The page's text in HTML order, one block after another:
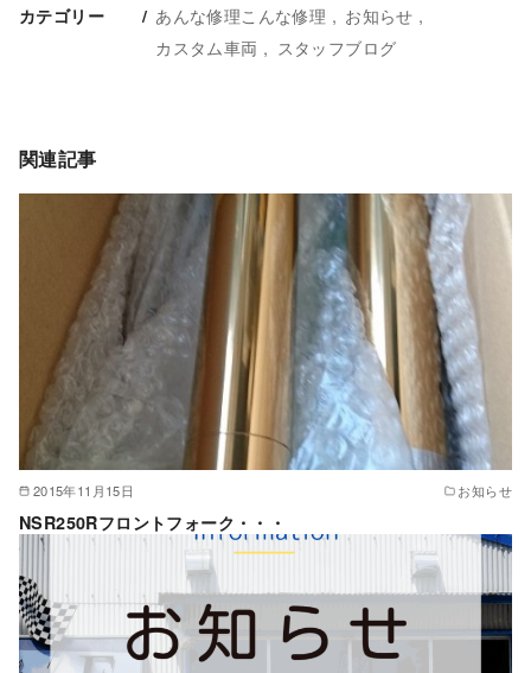
カテゴリー あんな修理こんな修理
お知らせ
カスタム車両
スタッフブログ
関連記事
2015年11月15日 お知らせ
NSR250Rフロントフォーク・・・